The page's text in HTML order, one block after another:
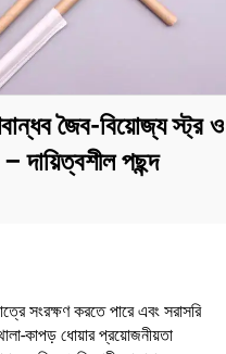
জৈব-বিয়োজ্য স্ট্র ও
– দায়িত্বশীল পছন্দ
সংরক্ষণ করতে পারে এবং সরাসরি
কাপড় ধোয়ার প্রয়োজনীয়তা